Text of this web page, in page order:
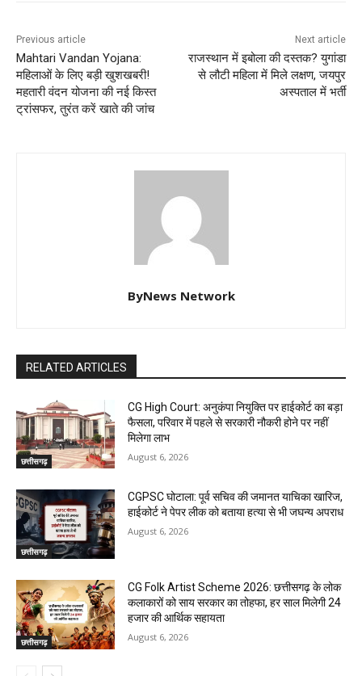
Previous article
Mahtari Vandan Yojana:
महिलाओं के लिए बड़ी खुशखबरी!
महतारी वंदन योजना की नई किस्त
ट्रांसफर, तुरंत करें खाते की जांच
Next article
राजस्थान में इबोला की दस्तक? युगांडा
से लौटी महिला में मिले लक्षण, जयपुर
अस्पताल में भर्ती
ByNews Network
RELATED ARTICLES
छत्तीसगढ़
CG High Court: अनुकंपा नियुक्ति पर हाईकोर्ट का बड़ा
फैसला, परिवार में पहले से सरकारी नौकरी होने पर नहीं
मिलेगा लाभ
August 6, 2026
छत्तीसगढ़
CGPSC घोटाला: पूर्व सचिव की जमानत याचिका खारिज,
हाईकोर्ट ने पेपर लीक को बताया हत्या से भी जघन्य अपराध
August 6, 2026
छत्तीसगढ़
CG Folk Artist Scheme 2026: छत्तीसगढ़ के लोक
कलाकारों को साय सरकार का तोहफा, हर साल मिलेगी 24
हजार की आर्थिक सहायता
August 6, 2026